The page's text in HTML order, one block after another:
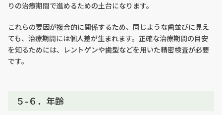
りの治療期間で進めるための土台になります。
これらの要因が複合的に関係するため、同じような歯並びに見え
ても、治療期間には個人差が生まれます。正確な治療期間の目安
を知るためには、レントゲンや歯型などを用いた精密検査が必要
です。
５-６．年齢